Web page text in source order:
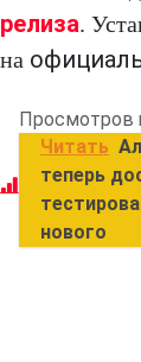
релиза.
на
Просмотров
Читать
теперь
нового